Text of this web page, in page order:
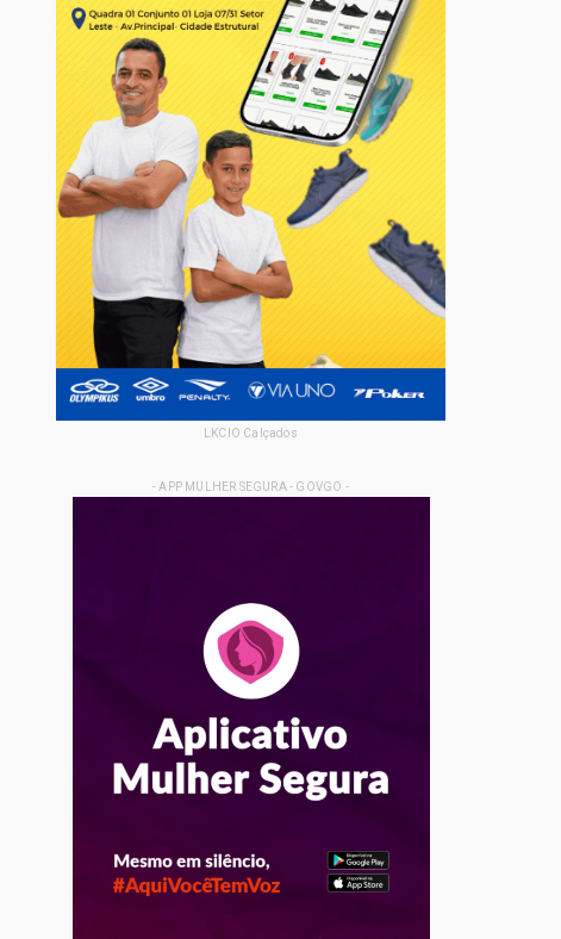
LKCIO Calçados
- APP MULHER SEGURA - GOVGO -